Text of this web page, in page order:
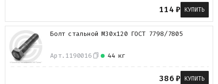
114₽ КУПИТЬ
Арт. 1190016 44 кг
Болт стальной М30х120 ГОСТ 7798/7805
386₽ КУПИТЬ